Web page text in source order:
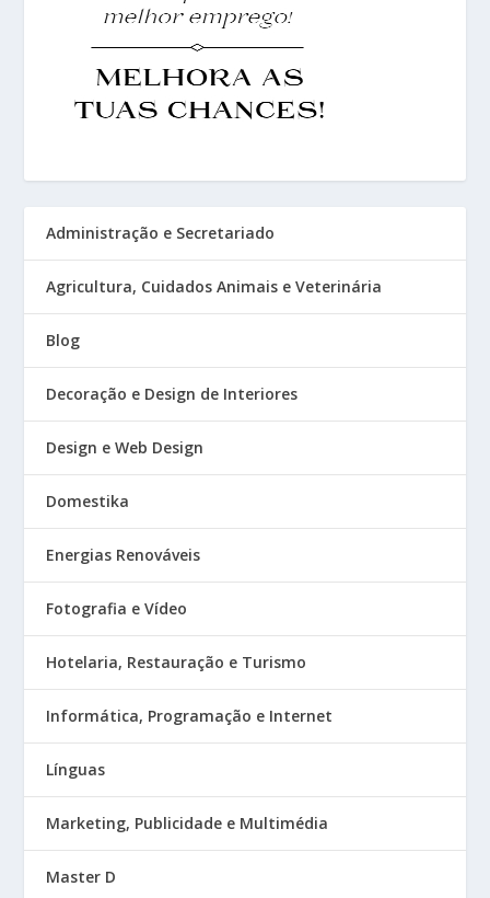
Administração e Secretariado
Agricultura, Cuidados Animais e Veterinária
Blog
Decoração e Design de Interiores
Design e Web Design
Domestika
Energias Renováveis
Fotografia e Vídeo
Hotelaria, Restauração e Turismo
Informática, Programação e Internet
Línguas
Marketing, Publicidade e Multimédia
Master D